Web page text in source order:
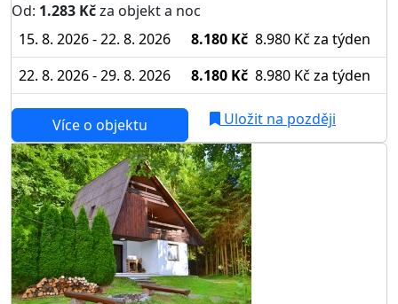
Od: 1.283 Kčza objekt a noc
15. 8. 2026 - 22. 8. 2026
8.180 Kč 8.980 Kč za týden
22. 8. 2026 - 29. 8. 2026
8.180 Kč 8.980 Kč za týden
Více o objektu Uložit na později